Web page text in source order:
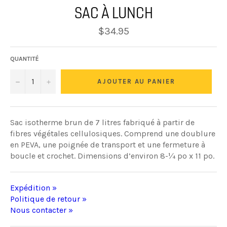
SAC À LUNCH
Prix
régulier
$34.95
QUANTITÉ
− + AJOUTER AU PANIER
Sac isotherme brun de 7 litres fabriqué à partir de
fibres végétales cellulosiques. Comprend une doublure
en PEVA, une poignée de transport et une fermeture à
boucle et crochet. Dimensions d’environ 8-¼ po x 11 po.
Expédition »
Politique de retour »
Nous contacter »